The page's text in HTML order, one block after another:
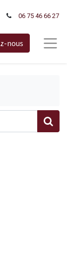
06 75 46 66​ 27
nous